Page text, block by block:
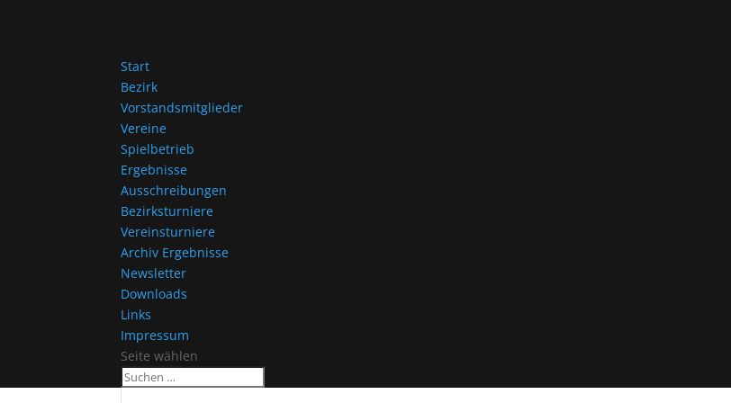
Start
Bezirk
Vorstandsmitglieder
Vereine
Spielbetrieb
Ergebnisse
Ausschreibungen
Bezirksturniere
Vereinsturniere
Archiv Ergebnisse
Newsletter
Downloads
Links
Impressum
Seite wählen